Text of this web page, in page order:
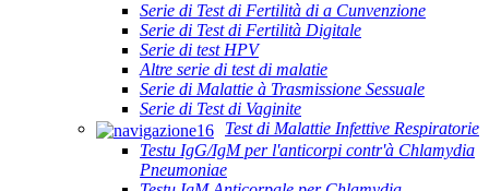
Serie di Test di Fertilità di a Cunvenzione
Serie di Test di Fertilità Digitale
Serie di test HPV
Altre serie di test di malatie
Serie di Malattie à Trasmissione Sessuale
Serie di Test di Vaginite
Test di Malattie Infettive Respiratorie
Testu IgG/IgM per l'anticorpi contr'à Chlamydia
Pneumoniae